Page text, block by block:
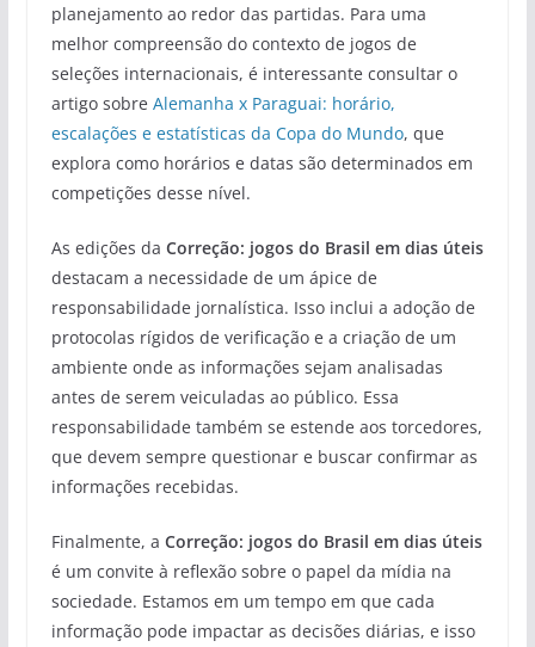
planejamento ao redor das partidas. Para uma
melhor compreensão do contexto de jogos de
seleções internacionais, é interessante consultar o
artigo sobre Alemanha x Paraguai: horário,
escalações e estatísticas da Copa do Mundo, que
explora como horários e datas são determinados em
competições desse nível.
As edições da Correção: jogos do Brasil em dias úteis
destacam a necessidade de um ápice de
responsabilidade jornalística. Isso inclui a adoção de
protocolas rígidos de verificação e a criação de um
ambiente onde as informações sejam analisadas
antes de serem veiculadas ao público. Essa
responsabilidade também se estende aos torcedores,
que devem sempre questionar e buscar confirmar as
informações recebidas.
Finalmente, a Correção: jogos do Brasil em dias úteis
é um convite à reflexão sobre o papel da mídia na
sociedade. Estamos em um tempo em que cada
informação pode impactar as decisões diárias, e isso